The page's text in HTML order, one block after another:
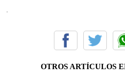
OTROS ARTÍCULOS